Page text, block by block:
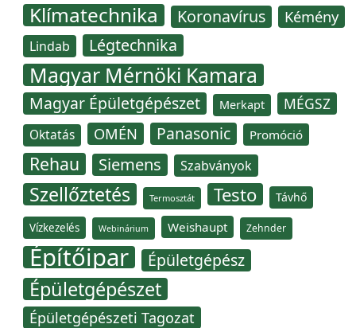
Klímatechnika Koronavírus Kémény
Lindab Légtechnika
Magyar Mérnöki Kamara
Magyar Épületgépészet Merkapt MÉGSZ
Oktatás OMÉN Panasonic Promóció
Rehau Siemens Szabványok
Szellőztetés Termosztát Testo Távhő
Vízkezelés Webinárium Weishaupt Zehnder
Építőipar Épületgépész
Épületgépészet
Épületgépészeti Tagozat